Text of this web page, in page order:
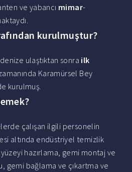
ve yabancı mimar-
kurulmuştur?
ulaştıktan sonra ilk
Karamürsel Bey
kurulmuş.
çalışan ilgili personelin
altında endüstriyel temizlik
hazırlama, gemi montaj ve
gemi bağlama ve çıkartma ve